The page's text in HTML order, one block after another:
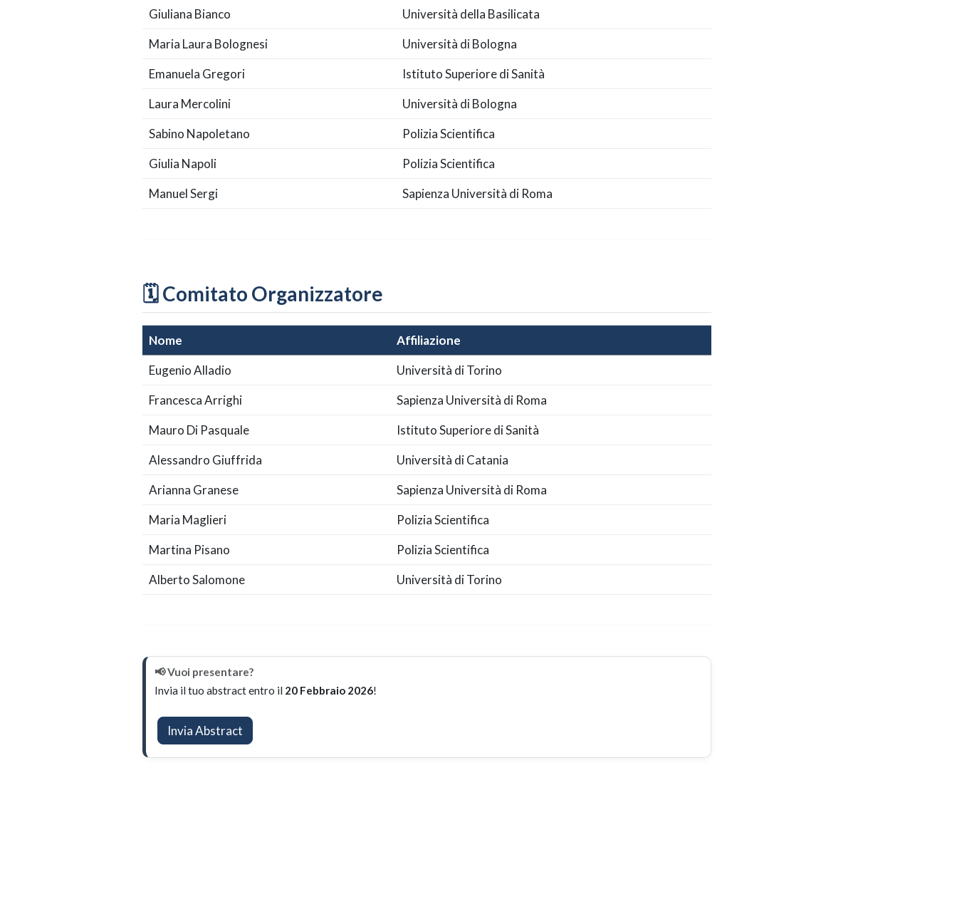
Giuliana Bianco
Università della Basilicata
Maria Laura Bolognesi
Università di Bologna
Emanuela Gregori
Istituto Superiore di Sanità
Laura Mercolini
Università di Bologna
Sabino Napoletano
Polizia Scientifica
Giulia Napoli
Polizia Scientifica
Manuel Sergi
Sapienza Università di Roma
🗓️ Comitato Organizzatore
Nome
Affiliazione
Eugenio Alladio
Università di Torino
Francesca Arrighi
Sapienza Università di Roma
Mauro Di Pasquale
Istituto Superiore di Sanità
Alessandro Giuffrida
Università di Catania
Arianna Granese
Sapienza Università di Roma
Maria Maglieri
Polizia Scientifica
Martina Pisano
Polizia Scientifica
Alberto Salomone
Università di Torino
N
o
a
📢 Vuoi presentare?
Invia il tuo abstract entro il 20 Febbraio 2026!
Invia Abstract